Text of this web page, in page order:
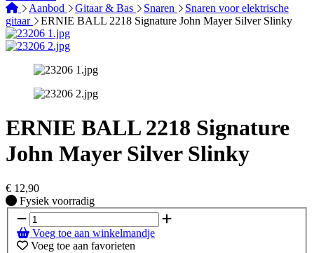
Aanbod
Gitaar & Bas Snaren
Snaren voor elektrische
gitaar
ERNIE BALL 2218 Signature John Mayer Silver Slinky
ERNIE BALL 2218 Signature
John Mayer Silver Slinky
€ 12,90
Fysiek voorradig
Fysiek voorradig
Voeg toe aan winkelmandje
Voeg toe aan favorieten